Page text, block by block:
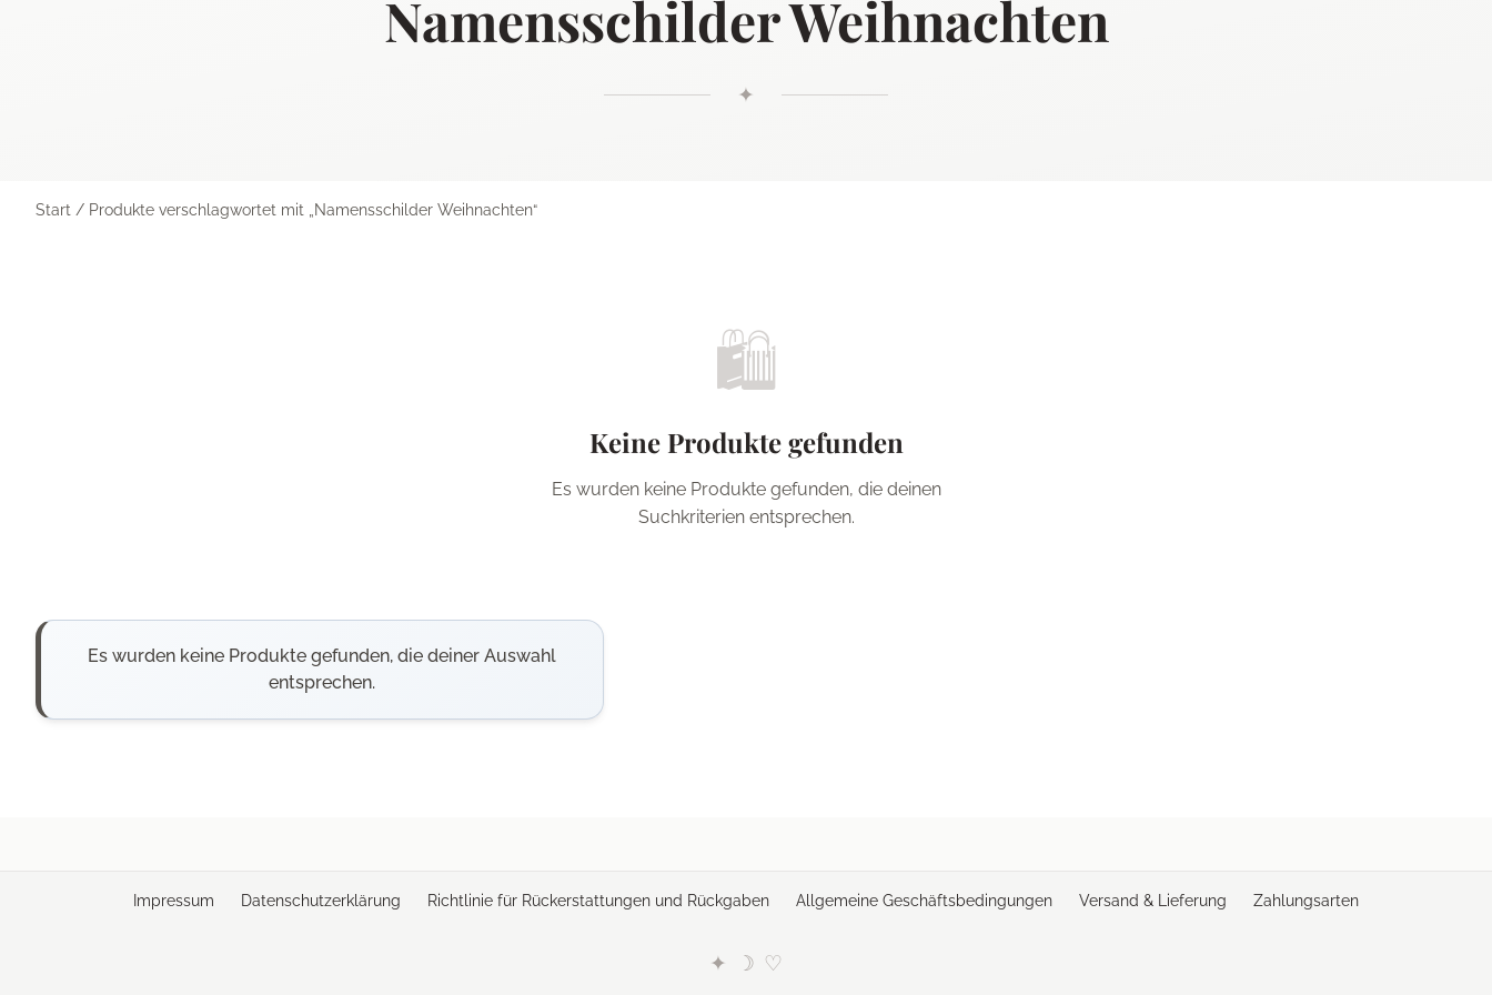
Namensschilder Weihnachten
✦
Start / Produkte verschlagwortet mit „Namensschilder Weihnachten“
🛍️
Keine Produkte gefunden
Es wurden keine Produkte gefunden, die deinen
Suchkriterien entsprechen.
Es wurden keine Produkte gefunden, die deiner Auswahl
entsprechen.
Impressum Datenschutzerklärung Richtlinie für Rückerstattungen und Rückgaben Allgemeine Geschäftsbedingungen Versand & Lieferung Zahlungsarten
✦ ☽ ♡